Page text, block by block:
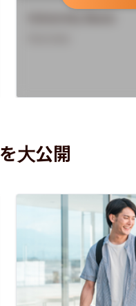
大公開